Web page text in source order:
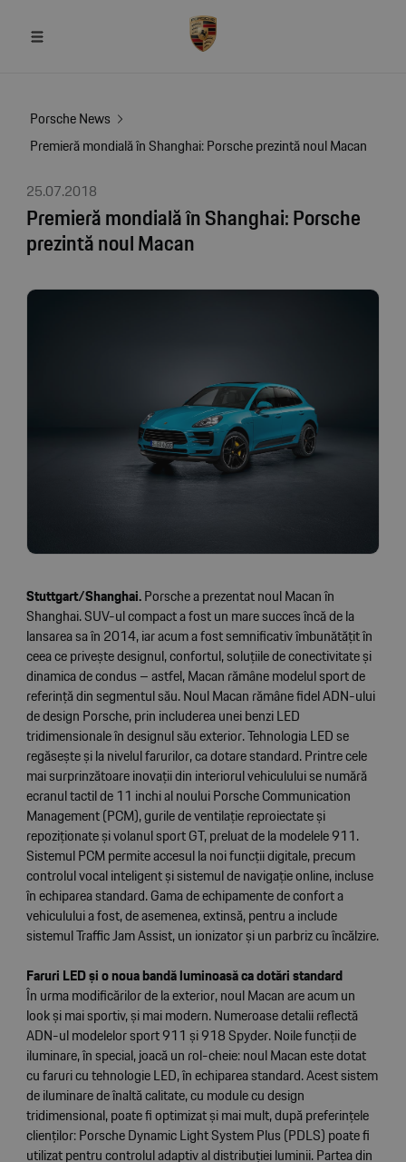
Porsche News
Premieră mondială în Shanghai: Porsche prezintă noul Macan
25.07.2018
Premieră mondială în Shanghai: Porsche
prezintă noul Macan
Stuttgart/Shanghai.Porsche a prezentat noul Macan în
Shanghai. SUV-ul compact a fost un mare succes încă de la
lansarea sa în 2014, iar acum a fost semnificativ îmbunătățit în
ceea ce privește designul, confortul, soluțiile de conectivitate și
dinamica de condus – astfel, Macan rămâne modelul sport de
referință din segmentul său. Noul Macan rămâne fidel ADN-ului
de design Porsche, prin includerea unei benzi LED
tridimensionale în designul său exterior. Tehnologia LED se
regăsește și la nivelul farurilor, ca dotare standard. Printre cele
mai surprinzătoare inovații din interiorul vehiculului se numără
ecranul tactil de 11 inchi al noului Porsche Communication
Management (PCM), gurile de ventilație reproiectate și
repoziționate și volanul sport GT, preluat de la modelele 911.
Sistemul PCM permite accesul la noi funcții digitale, precum
controlul vocal inteligent și sistemul de navigație online, incluse
în echiparea standard. Gama de echipamente de confort a
vehiculului a fost, de asemenea, extinsă, pentru a include
sistemul Traffic Jam Assist, un ionizator și un parbriz cu încălzire.
Faruri LED și o noua bandă luminoasă ca dotări standard
În urma modificărilor de la exterior, noul Macan are acum un
look și mai sportiv, și mai modern. Numeroase detalii reflectă
ADN-ul modelelor sport 911 și 918 Spyder. Noile funcții de
iluminare, în special, joacă un rol-cheie: noul Macan este dotat
cu faruri cu tehnologie LED, în echiparea standard. Acest sistem
de iluminare de înaltă calitate, cu module cu design
tridimensional, poate fi optimizat și mai mult, după preferințele
clienților: Porsche Dynamic Light System Plus (PDLS) poate fi
utilizat pentru controlul adaptiv al distribuției luminii. Partea din